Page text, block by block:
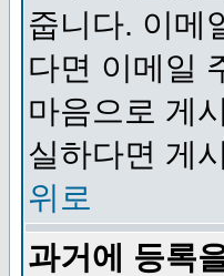
줍니다. 이메
다면 이메일
마음으로 게
실하다면 게
위로
과거에 등록